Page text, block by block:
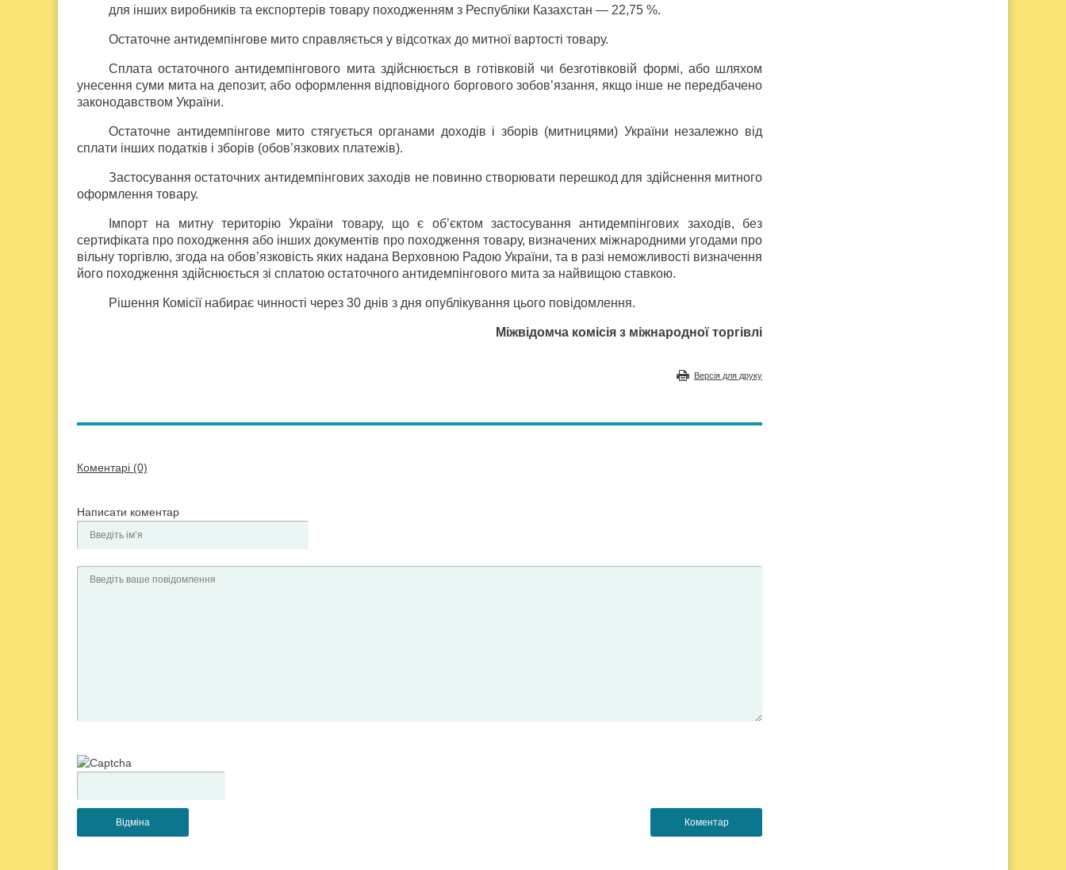
для інших виробників та експортерів товару походженням з Республіки Казахстан — 22,75 %.
Остаточне антидемпінгове мито справляється у відсотках до митної вартості товару.
Сплата остаточного антидемпінгового мита здійснюється в готівковій чи безготівковій формі, або шляхом
унесення суми мита на депозит, або оформлення відповідного боргового зобов’язання, якщо інше не передбачено
законодавством України.
Остаточне антидемпінгове мито стягується органами доходів і зборів (митницями) України незалежно від
сплати інших податків і зборів (обов’язкових платежів).
Застосування остаточних антидемпінгових заходів не повинно створювати перешкод для здійснення митного
оформлення товару.
Імпорт на митну територію України товару, що є об’єктом застосування антидемпінгових заходів, без
сертифіката про походження або інших документів про походження товару, визначених міжнародними угодами про
вільну торгівлю, згода на обов’язковість яких надана Верховною Радою України, та в разі неможливості визначення
його походження здійснюється зі сплатою остаточного антидемпінгового мита за найвищою ставкою.
Рішення Комісії набирає чинності через 30 днів з дня опублікування цього повідомлення.
Міжвідомча комісія з міжнародної торгівлі
Версія для друку
Коментарі (0)
Написати коментар